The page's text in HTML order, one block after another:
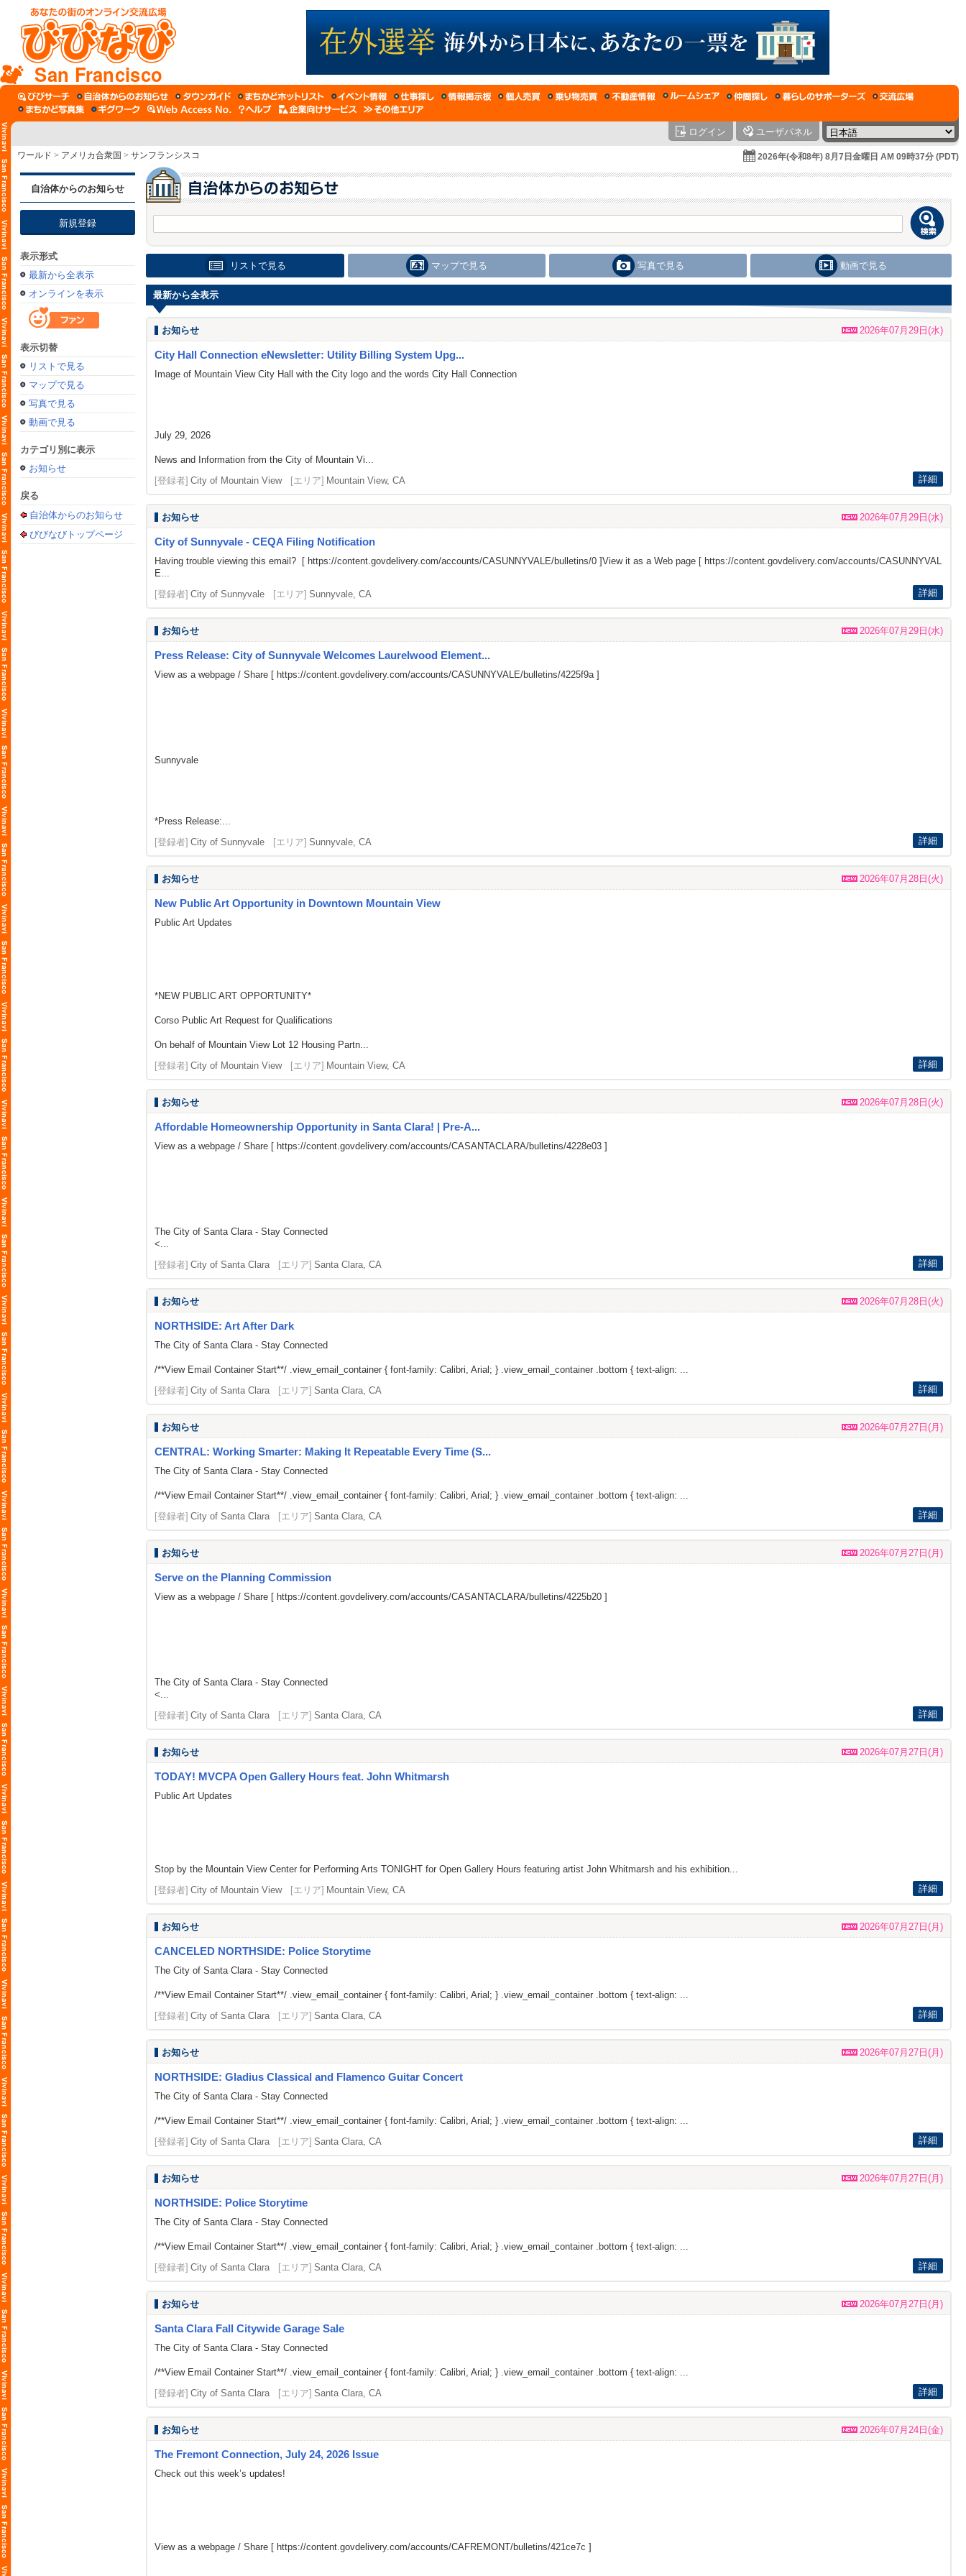
San Francisco
ログイン ユーザパネル
ワールド > アメリカ合衆国 > サンフランシスコ 2026年(令和8年) 8月7日金曜日 AM 09時37分 (PDT)
自治体からのお知らせ
新規登録
表示形式
最新から全表示
オンラインを表示
表示切替
リストで見る
マップで見る
写真で見る
動画で見る
カテゴリ別に表示
お知らせ
戻る
自治体からのお知らせ
びびなびトップページ
リストで見る マップで見る 写真で見る 動画で見る
最新から全表示
お知らせ 2026年07月29日(水)
City Hall Connection eNewsletter: Utility Billing System Upg...
Image of Mountain View City Hall with the City logo and the words City Hall Connection
July 29, 2026
News and Information from the City of Mountain Vi...
[登録者] City of Mountain View [エリア] Mountain View, CA 詳細
お知らせ 2026年07月29日(水)
City of Sunnyvale - CEQA Filing Notification
Having trouble viewing this email? [ https://content.govdelivery.com/accounts/CASUNNYVALE/bulletins/0 ]View it as a Web page [ https://content.govdelivery.com/accounts/CASUNNYVAL
E...
[登録者] City of Sunnyvale [エリア] Sunnyvale, CA 詳細
お知らせ 2026年07月29日(水)
Press Release: City of Sunnyvale Welcomes Laurelwood Element...
View as a webpage / Share [ https://content.govdelivery.com/accounts/CASUNNYVALE/bulletins/4225f9a]
Sunnyvale
*Press Release:...
[登録者] City of Sunnyvale [エリア] Sunnyvale, CA 詳細
お知らせ 2026年07月28日(火)
New Public Art Opportunity in Downtown Mountain View
Public Art Updates
*NEW PUBLIC ART OPPORTUNITY*
Corso Public Art Request for Qualifications
On behalf of Mountain View Lot 12 Housing Partn...
[登録者] City of Mountain View [エリア] Mountain View, CA 詳細
お知らせ 2026年07月28日(火)
Affordable Homeownership Opportunity in Santa Clara! | Pre-A...
View as a webpage / Share [ https://content.govdelivery.com/accounts/CASANTACLARA/bulletins/4228e03 ]
The City of Santa Clara - Stay Connected
<...
[登録者] City of Santa Clara [エリア] Santa Clara, CA 詳細
お知らせ 2026年07月28日(火)
NORTHSIDE: Art After Dark
The City of Santa Clara - Stay Connected
/**View Email Container Start**/ .view_email_container { font-family: Calibri, Arial; } .view_email_container .bottom { text-align: ...
[登録者] City of Santa Clara [エリア] Santa Clara, CA 詳細
お知らせ 2026年07月27日(月)
CENTRAL: Working Smarter: Making It Repeatable Every Time (S...
The City of Santa Clara - Stay Connected
/**View Email Container Start**/ .view_email_container { font-family: Calibri, Arial; } .view_email_container .bottom { text-align: ...
[登録者] City of Santa Clara [エリア] Santa Clara, CA 詳細
お知らせ 2026年07月27日(月)
Serve on the Planning Commission
View as a webpage / Share [ https://content.govdelivery.com/accounts/CASANTACLARA/bulletins/4225b20 ]
The City of Santa Clara - Stay Connected
<...
[登録者] City of Santa Clara [エリア] Santa Clara, CA 詳細
お知らせ 2026年07月27日(月)
TODAY! MVCPA Open Gallery Hours feat. John Whitmarsh
Public Art Updates
Stop by the Mountain View Center for Performing Arts TONIGHT for Open Gallery Hours featuring artist John Whitmarsh and his exhibition...
[登録者] City of Mountain View [エリア] Mountain View, CA 詳細
お知らせ 2026年07月27日(月)
CANCELED NORTHSIDE: Police Storytime
The City of Santa Clara - Stay Connected
/**View Email Container Start**/ .view_email_container { font-family: Calibri, Arial; } .view_email_container .bottom { text-align: ...
[登録者] City of Santa Clara [エリア] Santa Clara, CA 詳細
お知らせ 2026年07月27日(月)
NORTHSIDE: Gladius Classical and Flamenco Guitar Concert
The City of Santa Clara - Stay Connected
/**View Email Container Start**/ .view_email_container { font-family: Calibri, Arial; } .view_email_container .bottom { text-align: ...
[登録者] City of Santa Clara [エリア] Santa Clara, CA 詳細
お知らせ 2026年07月27日(月)
NORTHSIDE: Police Storytime
The City of Santa Clara - Stay Connected
/**View Email Container Start**/ .view_email_container { font-family: Calibri, Arial; } .view_email_container .bottom { text-align: ...
[登録者] City of Santa Clara [エリア] Santa Clara, CA 詳細
お知らせ 2026年07月27日(月)
Santa Clara Fall Citywide Garage Sale
The City of Santa Clara - Stay Connected
/**View Email Container Start**/ .view_email_container { font-family: Calibri, Arial; } .view_email_container .bottom { text-align: ...
[登録者] City of Santa Clara [エリア] Santa Clara, CA 詳細
お知らせ 2026年07月24日(金)
The Fremont Connection, July 24, 2026 Issue
Check out this week’s updates!
View as a webpage / Share [ https://content.govdelivery.com/accounts/CAFREMONT/bulletins/421ce7c ]